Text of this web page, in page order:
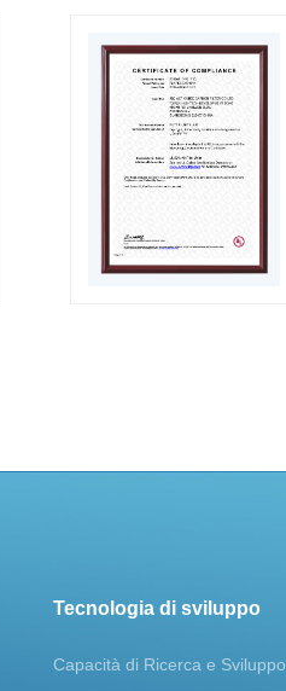
Tecnologia di sviluppo
Capacità di Ricerca e Sviluppo